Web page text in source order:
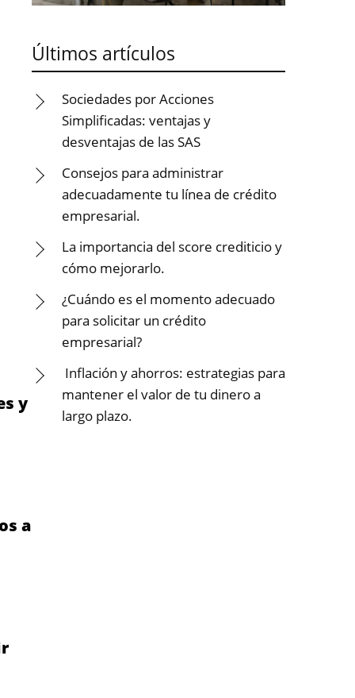
y
a
Últimos artículos
Sociedades por Acciones
Simplificadas: ventajas y
desventajas de las SAS
Consejos para administrar
adecuadamente tu línea de crédito
empresarial.
La importancia del score crediticio y
cómo mejorarlo.
¿Cuándo es el momento adecuado
para solicitar un crédito
empresarial?
Inflación y ahorros: estrategias para
mantener el valor de tu dinero a
largo plazo.